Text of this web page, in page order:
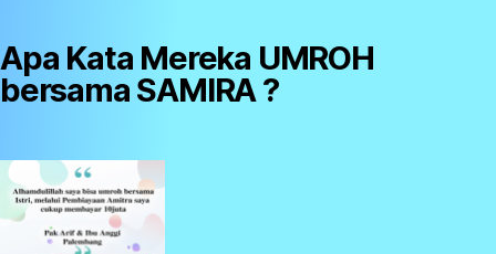
Apa Kata Mereka UMROH
bersama SAMIRA ?